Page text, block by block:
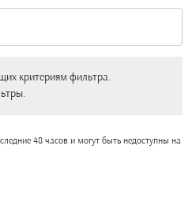
критериям фильтра.
48 часов и могут быть недоступны на